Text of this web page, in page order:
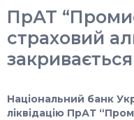
ПрАТ
страховий
закривається
Національний банк
ліквідацію ПрАТ